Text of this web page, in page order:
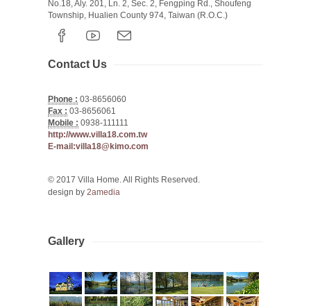
No.18, Aly. 201, Ln. 2, Sec. 2, Fengping Rd., Shoufeng
Township, Hualien County 974, Taiwan (R.O.C.)
Contact Us
Phone : 03-8656060
Fax : 03-8656061
Mobile : 0938-111111
http://www.villa18.com.tw
E-mail:villa18@kimo.com
© 2017 Villa Home. All Rights Reserved.
design by 2amedia
Gallery